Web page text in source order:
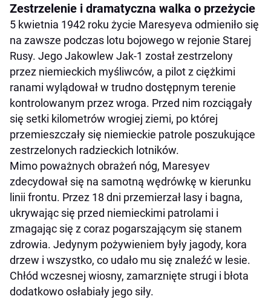
Zestrzelenie i dramatyczna walka o przeżycie
5 kwietnia 1942 roku życie Maresyeva odmieniło się
na zawsze podczas lotu bojowego w rejonie Starej
Rusy. Jego Jakowlew Jak-1 został zestrzelony
przez niemieckich myśliwców, a pilot z ciężkimi
ranami wylądował w trudno dostępnym terenie
kontrolowanym przez wroga. Przed nim rozciągały
się setki kilometrów wrogiej ziemi, po której
przemieszczały się niemieckie patrole poszukujące
zestrzelonych radzieckich lotników.
Mimo poważnych obrażeń nóg, Maresyev
zdecydował się na samotną wędrówkę w kierunku
linii frontu. Przez 18 dni przemierzał lasy i bagna,
ukrywając się przed niemieckimi patrolami i
zmagając się z coraz pogarszającym się stanem
zdrowia. Jedynym pożywieniem były jagody, kora
drzew i wszystko, co udało mu się znaleźć w lesie.
Chłód wczesnej wiosny, zamarznięte strugi i błota
dodatkowo osłabiały jego siły.